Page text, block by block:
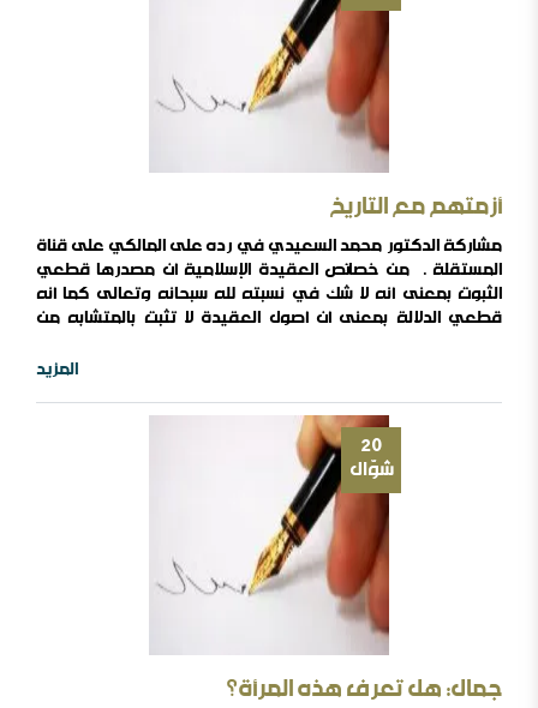
أزمتهم مع التاريخ
مشاركة الدكتور محمد السعيدي في رده على المالكي على قناة
المستقلة . من خصائص العقيدة الإسلامية أن مصدرها قطعي
الثبوت بمعنى أنه لا شك في نسبته لله سبحانه وتعالى كما أنه
قطعي الدلالة بمعنى أن أصول العقيدة لا تثبت بالمتشابه من
العقيدة بل هو طريق من طرق الاعتبار والتفكر لا غير , يقول
المزيد
20
شوّال
جمال: هل تعرف هذه المرأة؟